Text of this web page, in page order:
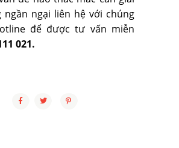
ngần ngại liên hệ với chúng
để được tư vấn miễn
021.